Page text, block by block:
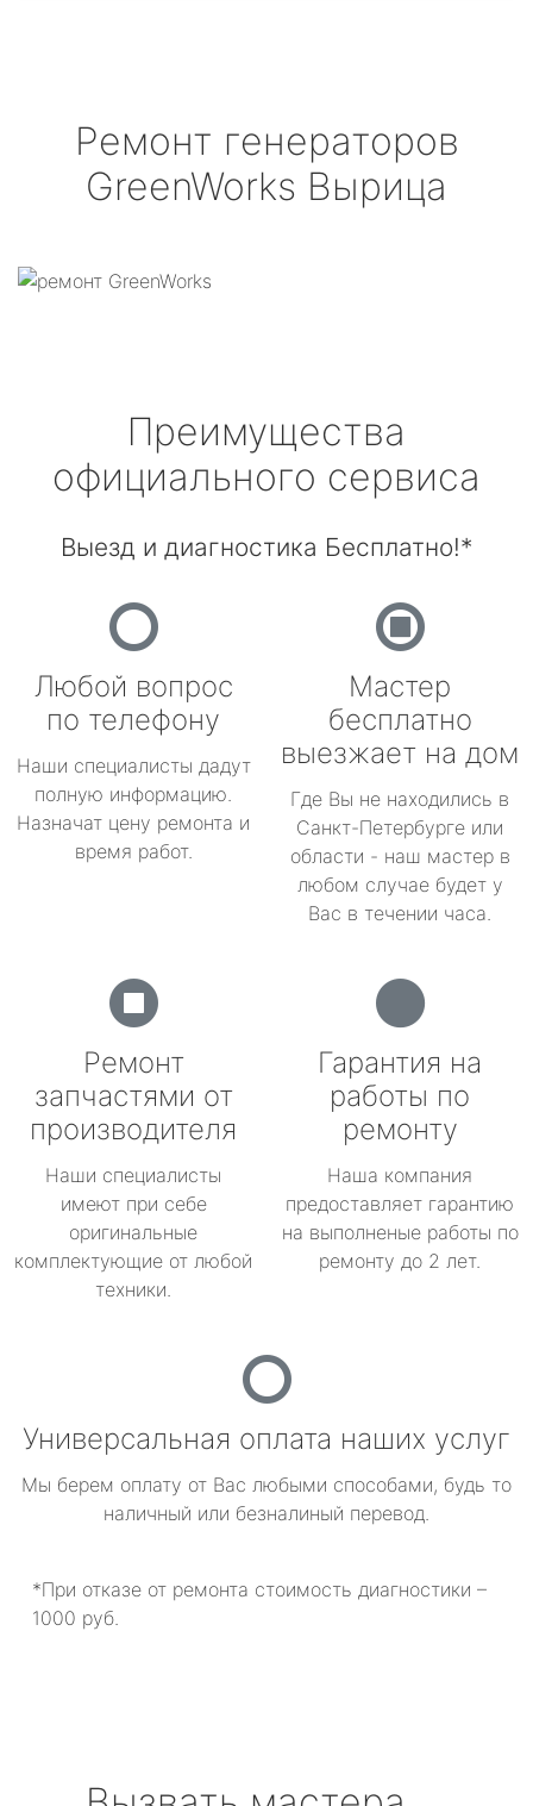
Ремонт генераторов
GreenWorks Вырица
Преимущества
официального сервиса
Выезд и диагностика Бесплатно!*
Любой вопрос
по телефону
Наши специалисты дадут
полную информацию.
Назначат цену ремонта и
время работ.
Мастер
бесплатно
выезжает на дом
Где Вы не находились в
Санкт-Петербурге или
области - наш мастер в
любом случае будет у
Вас в течении часа.
Ремонт
запчастями от
производителя
Наши специалисты
имеют при себе
оригинальные
комплектующие от любой
техники.
Гарантия на
работы по
ремонту
Наша компания
предоставляет гарантию
на выполненые работы по
ремонту до 2 лет.
Универсальная оплата наших услуг
Мы берем оплату от Вас любыми способами, будь то
наличный или безналиный перевод.
*При отказе от ремонта стоимость диагностики –
1000 руб.